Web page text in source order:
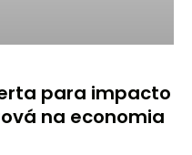
para impacto
na economia